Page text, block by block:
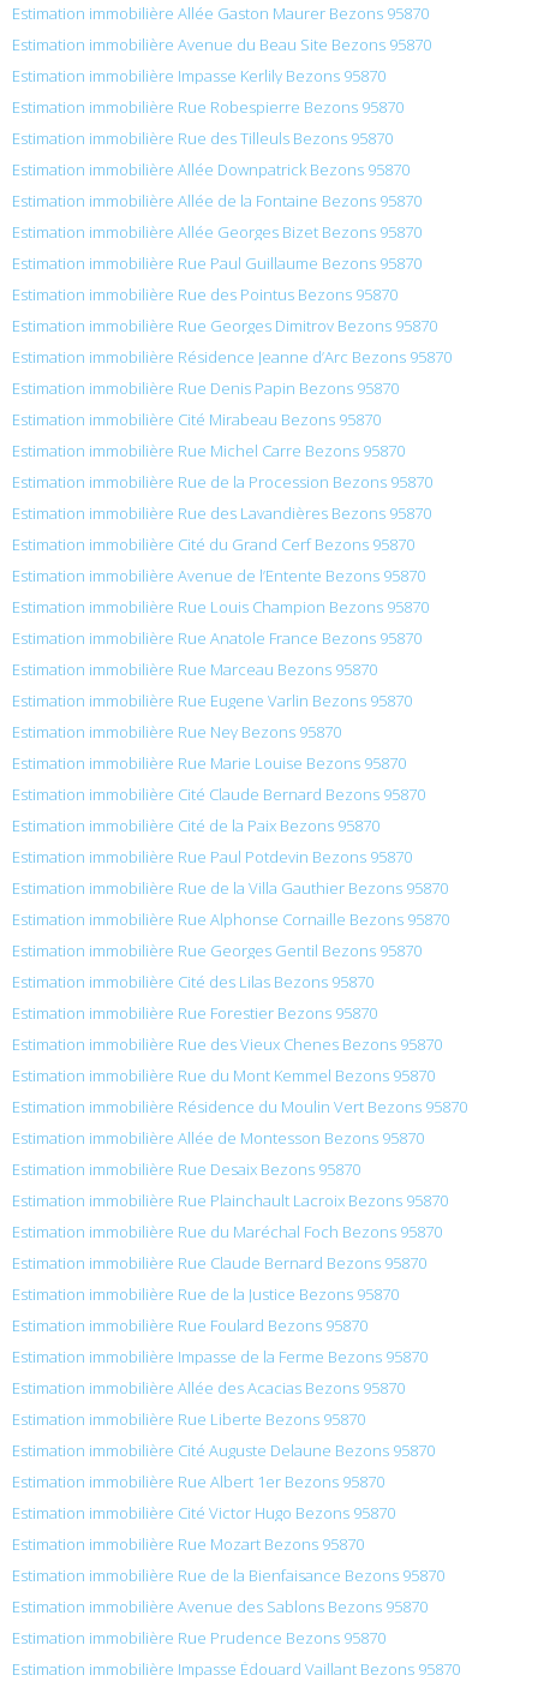
Estimation immobilière Allée Gaston Maurer Bezons 95870
Estimation immobilière Avenue du Beau Site Bezons 95870
Estimation immobilière Impasse Kerlily Bezons 95870
Estimation immobilière Rue Robespierre Bezons 95870
Estimation immobilière Rue des Tilleuls Bezons 95870
Estimation immobilière Allée Downpatrick Bezons 95870
Estimation immobilière Allée de la Fontaine Bezons 95870
Estimation immobilière Allée Georges Bizet Bezons 95870
Estimation immobilière Rue Paul Guillaume Bezons 95870
Estimation immobilière Rue des Pointus Bezons 95870
Estimation immobilière Rue Georges Dimitrov Bezons 95870
Estimation immobilière Résidence Jeanne d’Arc Bezons 95870
Estimation immobilière Rue Denis Papin Bezons 95870
Estimation immobilière Cité Mirabeau Bezons 95870
Estimation immobilière Rue Michel Carre Bezons 95870
Estimation immobilière Rue de la Procession Bezons 95870
Estimation immobilière Rue des Lavandières Bezons 95870
Estimation immobilière Cité du Grand Cerf Bezons 95870
Estimation immobilière Avenue de l’Entente Bezons 95870
Estimation immobilière Rue Louis Champion Bezons 95870
Estimation immobilière Rue Anatole France Bezons 95870
Estimation immobilière Rue Marceau Bezons 95870
Estimation immobilière Rue Eugene Varlin Bezons 95870
Estimation immobilière Rue Ney Bezons 95870
Estimation immobilière Rue Marie Louise Bezons 95870
Estimation immobilière Cité Claude Bernard Bezons 95870
Estimation immobilière Cité de la Paix Bezons 95870
Estimation immobilière Rue Paul Potdevin Bezons 95870
Estimation immobilière Rue de la Villa Gauthier Bezons 95870
Estimation immobilière Rue Alphonse Cornaille Bezons 95870
Estimation immobilière Rue Georges Gentil Bezons 95870
Estimation immobilière Cité des Lilas Bezons 95870
Estimation immobilière Rue Forestier Bezons 95870
Estimation immobilière Rue des Vieux Chenes Bezons 95870
Estimation immobilière Rue du Mont Kemmel Bezons 95870
Estimation immobilière Résidence du Moulin Vert Bezons 95870
Estimation immobilière Allée de Montesson Bezons 95870
Estimation immobilière Rue Desaix Bezons 95870
Estimation immobilière Rue Plainchault Lacroix Bezons 95870
Estimation immobilière Rue du Maréchal Foch Bezons 95870
Estimation immobilière Rue Claude Bernard Bezons 95870
Estimation immobilière Rue de la Justice Bezons 95870
Estimation immobilière Rue Foulard Bezons 95870
Estimation immobilière Impasse de la Ferme Bezons 95870
Estimation immobilière Allée des Acacias Bezons 95870
Estimation immobilière Rue Liberte Bezons 95870
Estimation immobilière Cité Auguste Delaune Bezons 95870
Estimation immobilière Rue Albert 1er Bezons 95870
Estimation immobilière Cité Victor Hugo Bezons 95870
Estimation immobilière Rue Mozart Bezons 95870
Estimation immobilière Rue de la Bienfaisance Bezons 95870
Estimation immobilière Avenue des Sablons Bezons 95870
Estimation immobilière Rue Prudence Bezons 95870
Estimation immobilière Impasse Édouard Vaillant Bezons 95870